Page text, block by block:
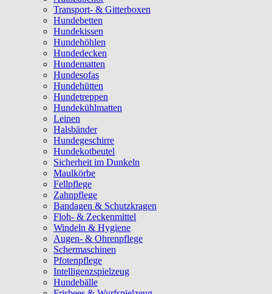
Transport- & Gitterboxen
Hundebetten
Hundekissen
Hundehöhlen
Hundedecken
Hundematten
Hundesofas
Hundehütten
Hundetreppen
Hundekühlmatten
Leinen
Halsbänder
Hundegeschirre
Hundekotbeutel
Sicherheit im Dunkeln
Maulkörbe
Fellpflege
Zahnpflege
Bandagen & Schutzkragen
Floh- & Zeckenmittel
Windeln & Hygiene
Augen- & Ohrenpflege
Schermaschinen
Pfotenpflege
Intelligenzspielzeug
Hundebälle